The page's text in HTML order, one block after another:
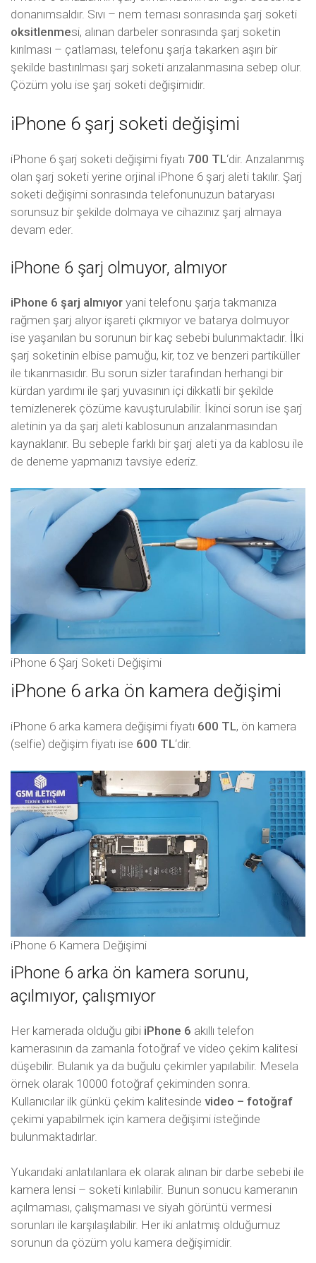
donanımsaldır. Sıvı – nem teması sonrasında şarj soketi
oksitlenmesi, alınan darbeler sonrasında şarj soketin
kırılması – çatlaması, telefonu şarja takarken aşırı bir
şekilde bastırılması şarj soketi arızalanmasına sebep olur.
Çözüm yolu ise şarj soketi değişimidir.
iPhone 6 şarj soketi değişimi
iPhone 6 şarj soketi değişimi fiyatı 700 TL‘dir. Arızalanmış
olan şarj soketi yerine orjinal iPhone 6 şarj aleti takılır. Şarj
soketi değişimi sonrasında telefonunuzun bataryası
sorunsuz bir şekilde dolmaya ve cihazınız şarj almaya
devam eder.
iPhone 6 şarj olmuyor, almıyor
iPhone 6 şarj almıyor yani telefonu şarja takmanıza
rağmen şarj alıyor işareti çıkmıyor ve batarya dolmuyor
ise yaşanılan bu sorunun bir kaç sebebi bulunmaktadır. İlki
şarj soketinin elbise pamuğu, kir, toz ve benzeri partiküller
ile tıkanmasıdır. Bu sorun sizler tarafından herhangi bir
kürdan yardımı ile şarj yuvasının içi dikkatli bir şekilde
temizlenerek çözüme kavuşturulabilir. İkinci sorun ise şarj
aletinin ya da şarj aleti kablosunun arızalanmasından
kaynaklanır. Bu sebeple farklı bir şarj aleti ya da kablosu ile
de deneme yapmanızı tavsiye ederiz.
iPhone 6 Şarj Soketi Değişimi
iPhone 6 arka ön kamera değişimi
iPhone 6 arka kamera değişimi fiyatı 600 TL, ön kamera
(selfie) değişim fiyatı ise 600 TL‘dir.
iPhone 6 Kamera Değişimi
iPhone 6 arka ön kamera sorunu,
açılmıyor, çalışmıyor
Her kamerada olduğu gibi iPhone 6 akıllı telefon
kamerasının da zamanla fotoğraf ve video çekim kalitesi
düşebilir. Bulanık ya da buğulu çekimler yapılabilir. Mesela
örnek olarak 10000 fotoğraf çekiminden sonra.
Kullanıcılar ilk günkü çekim kalitesinde video – fotoğraf
çekimi yapabilmek için kamera değişimi isteğinde
bulunmaktadırlar.
Yukarıdaki anlatılanlara ek olarak alınan bir darbe sebebi ile
kamera lensi – soketi kırılabilir. Bunun sonucu kameranın
açılmaması, çalışmaması ve siyah görüntü vermesi
sorunları ile karşılaşılabilir. Her iki anlatmış olduğumuz
sorunun da çözüm yolu kamera değişimidir.